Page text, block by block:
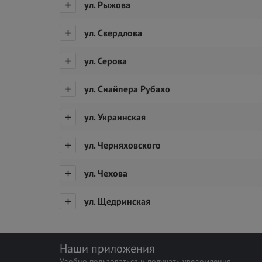
ул. Рыжова
ул. Свердлова
ул. Серова
ул. Снайпера Рубахо
ул. Украинская
ул. Черняховского
ул. Чехова
ул. Щедринская
Наши приложения